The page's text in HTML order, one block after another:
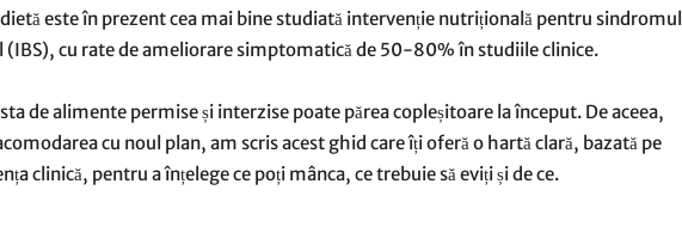
este în prezent cea mai bine studiată intervenție nutrițională pentru sindromul
cu rate de ameliorare simptomatică de 50-80% în studiile clinice.
de alimente permise și interzise poate părea copleșitoare la început. De aceea,
cu noul plan, am scris acest ghid care îți oferă o hartă clară, bazată pe
clinică, pentru a înțelege ce poți mânca, ce trebuie să eviți și de ce.